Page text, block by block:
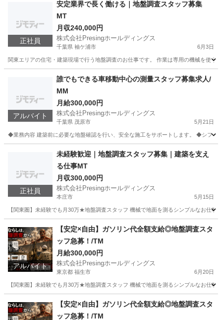
正社員
安定業界で長く働ける｜地盤調査スタッフ募集
MT
月収240,000円
株式会社Presingホールディングス
千葉県 袖ケ浦市 6月3日
関東エリアの住宅・建築現場で行う地盤調査のお仕事です。 作業は専用の機械を使
土木 未経験
アルバイト
誰でもできる車移動中心の測量スタッフ募集求人/
MM
月給300,000円
株式会社Presingホールディングス
千葉県 茂原市 5月21日
◆業務内容 建築前に必要な地盤確認を行い、安全な施工をサポートします。 ◆シフ
その他 スタッフ
正社員
未経験歓迎｜地盤調査スタッフ募集｜建築を支え
る仕事MT
月収300,000円
株式会社Presingホールディングス
本庄市 5月15日
【関東圏】未経験でも月30万★地盤調査スタッフ 機械で地面を測るシンプルなお仕
土木 未経験
アルバイト
【安定×自由】ガソリン代全額支給◎地盤調査スタ
ッフ急募！/TM
月給300,000円
株式会社Presingホールディングス
東京都 福生市 6月20日
【関東圏】未経験でも月30万★地盤調査スタッフ 機械で地面を測るシンプルなお仕
軽作業 スタッフ
【安定×自由】ガソリン代全額支給◎地盤調査スタ
ッフ急募！/TM